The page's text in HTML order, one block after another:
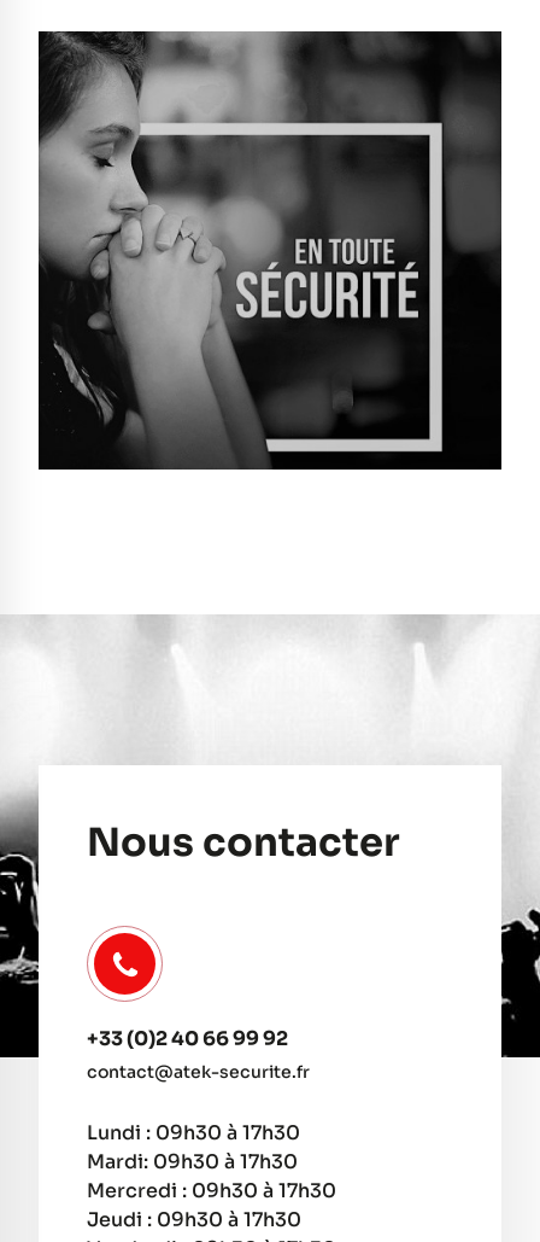
Nous contacter
+33 (0)2 40 66 99 92
contact@atek-securite.fr
Lundi : 09h30 à 17h30
Mardi: 09h30 à 17h30
Mercredi : 09h30 à 17h30
Jeudi : 09h30 à 17h30